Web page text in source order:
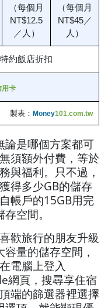
（每個月
NT$12.5
／人）
（每個月
NT$45／
人）
特約飯店折扣
用卡
製表： Money101.com.tw
論是哪個方案都可
須額外付費，等於
與福利。只不過，
得多少GB的儲存
帳戶的15GB用完
空間。
歡旅行的朋友升級
量的儲存空間，
電腦上登入
網頁，搜尋享住宿
端的篩選器裡選擇